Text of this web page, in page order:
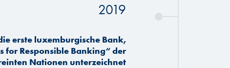
2019
erste luxemburgische Bank,
for Responsible Banking“ der
Nationen unterzeichnet